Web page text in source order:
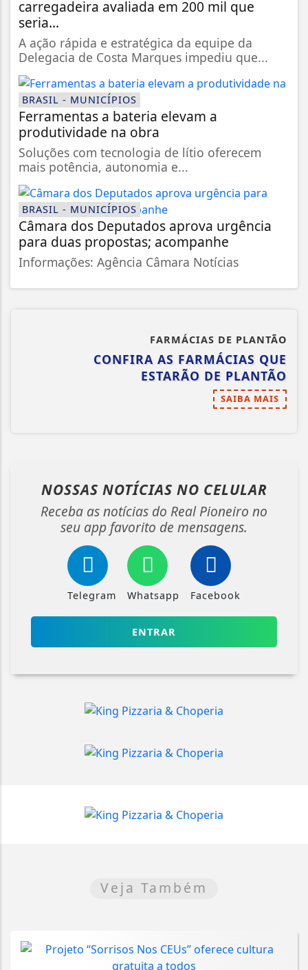
carregadeira avaliada em 200 mil que
seria...
A ação rápida e estratégica da equipe da
Delegacia de Costa Marques impediu que...
BRASIL - MUNICÍPIOS
Ferramentas a bateria elevam a
produtividade na obra
Soluções com tecnologia de lítio oferecem
mais potência, autonomia e...
BRASIL - MUNICÍPIOS
Câmara dos Deputados aprova urgência
para duas propostas; acompanhe
Informações: Agência Câmara Notícias
FARMÁCIAS DE PLANTÃO
CONFIRA AS FARMÁCIAS QUE
ESTARÃO DE PLANTÃO
SAIBA MAIS
NOSSAS NOTÍCIAS NO CELULAR
Receba as notícias do Real Pioneiro no
seu app favorito de mensagens.
Telegram Whatsapp Facebook
ENTRAR
Veja Também